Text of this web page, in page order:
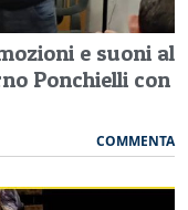
e suoni al
Ponchielli con
COMMENTA